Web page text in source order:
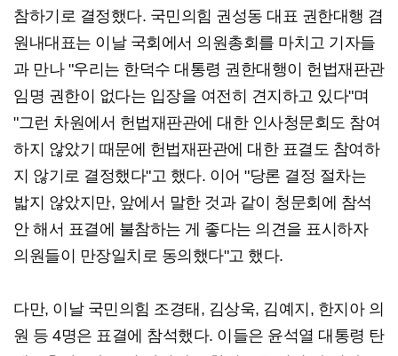
참하기로 결정했다. 국민의힘 권성동 대표 권한대행 겸
원내대표는 이날 국회에서 의원총회를 마치고 기자들
과 만나 "우리는 한덕수 대통령 권한대행이 헌법재판관
임명 권한이 없다는 입장을 여전히 견지하고 있다"며
"그런 차원에서 헌법재판관에 대한 인사청문회도 참여
하지 않았기 때문에 헌법재판관에 대한 표결도 참여하
지 않기로 결정했다"고 했다. 이어 "당론 결정 절차는
밟지 않았지만, 앞에서 말한 것과 같이 청문회에 참석
안 해서 표결에 불참하는 게 좋다는 의견을 표시하자
의원들이 만장일치로 동의했다"고 했다.
다만, 이날 국민의힘 조경태, 김상욱, 김예지, 한지아 의
원 등 4명은 표결에 참석했다. 이들은 윤석열 대통령 탄